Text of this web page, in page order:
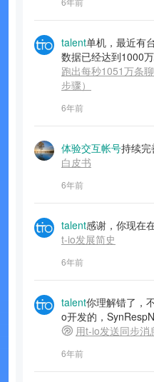
talent单机，最近有
数据已经达到1000
跑出每秒1051万条
步骤）
6年前
体验交互帐号持续完
白皮书
6年前
talent感谢，你现在
t-io发展简史
6年前
talent你理解错了，
o开发的，
用t-io发送同步消
6年前